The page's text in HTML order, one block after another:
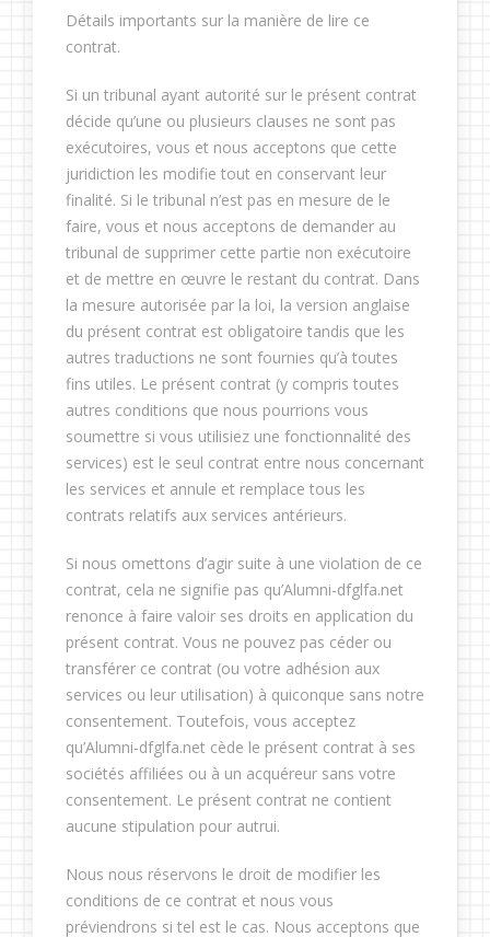
Détails importants sur la manière de lire ce
contrat.
Si un tribunal ayant autorité sur le présent contrat
décide qu’une ou plusieurs clauses ne sont pas
exécutoires, vous et nous acceptons que cette
juridiction les modifie tout en conservant leur
finalité. Si le tribunal n’est pas en mesure de le
faire, vous et nous acceptons de demander au
tribunal de supprimer cette partie non exécutoire
et de mettre en œuvre le restant du contrat. Dans
la mesure autorisée par la loi, la version anglaise
du présent contrat est obligatoire tandis que les
autres traductions ne sont fournies qu’à toutes
fins utiles. Le présent contrat (y compris toutes
autres conditions que nous pourrions vous
soumettre si vous utilisiez une fonctionnalité des
services) est le seul contrat entre nous concernant
les services et annule et remplace tous les
contrats relatifs aux services antérieurs.
Si nous omettons d’agir suite à une violation de ce
contrat, cela ne signifie pas qu’Alumni-dfglfa.net
renonce à faire valoir ses droits en application du
présent contrat. Vous ne pouvez pas céder ou
transférer ce contrat (ou votre adhésion aux
services ou leur utilisation) à quiconque sans notre
consentement. Toutefois, vous acceptez
qu’Alumni-dfglfa.net cède le présent contrat à ses
sociétés affiliées ou à un acquéreur sans votre
consentement. Le présent contrat ne contient
aucune stipulation pour autrui.
Nous nous réservons le droit de modifier les
conditions de ce contrat et nous vous
préviendrons si tel est le cas. Nous acceptons que